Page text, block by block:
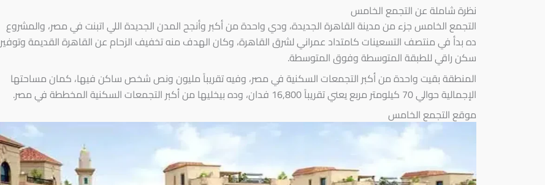
نظرة شاملة عن التجمع الخامس
التجمع الخامس جزء من مدينة القاهرة الجديدة، ودي واحدة من أكبر وأنجح المدن الجديدة اللي اتبنت في مصر، والمشروع
ده بدأ في منتصف التسعينات كامتداد عمراني لشرق القاهرة، وكان الهدف منه تخفيف الزحام عن القاهرة القديمة وتوفير
سكن راقي للطبقة المتوسطة وفوق المتوسطة.
المنطقة بقيت واحدة من أكبر التجمعات السكنية في مصر، وفيه تقريباً مليون ونص شخص ساكن فيها، كمان مساحتها
الإجمالية حوالي 70 كيلومتر مربع يعني تقريباً 16,800 فدان، وده بيخليها من أكبر التجمعات السكنية المخططة في مصر.
موقع التجمع الخامس